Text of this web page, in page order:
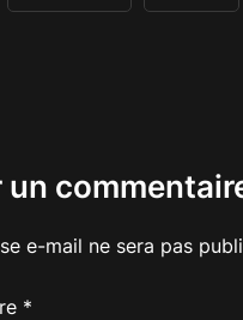
un
e-mail ne sera pas
*